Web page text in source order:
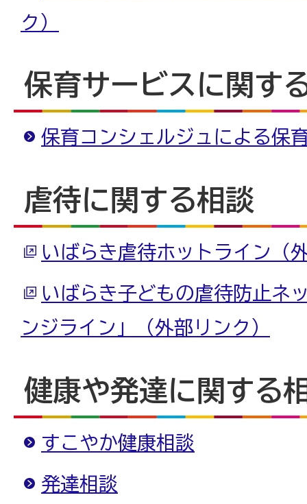
ク）
保育サービスに関す
保育コンシェルジュによる保
虐待に関する相談
いばらき虐待ホットライン（
いばらき子どもの虐待防止ネ
ンジライン」（外部リンク）
健康や発達に関する
すこやか健康相談
発達相談